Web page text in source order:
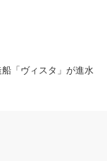
「ヴィスタ」が進水